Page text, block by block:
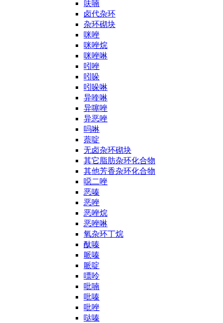
呋喃
卤代杂环
杂环砌块
咪唑
咪唑烷
咪唑啉
吲唑
吲哚
吲哚啉
异喹啉
异噻唑
异恶唑
吗啉
萘啶
无卤杂环砌块
其它脂肪杂环化合物
其他芳香杂环化合物
噁二唑
恶嗪
恶唑
恶唑烷
恶唑啉
氧杂环丁烷
酞嗪
哌嗪
哌啶
嘌呤
吡喃
吡嗪
吡唑
哒嗪